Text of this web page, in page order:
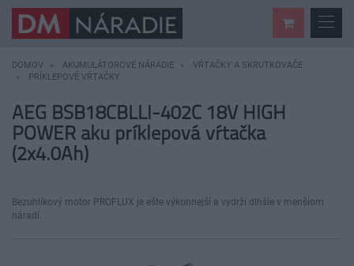
DOMOV AKUMULÁTOROVÉ NÁRADIE
VŔTAČKY A SKRUTKOVAČE
PRÍKLEPOVÉ VŔTAČKY
AEG BSB18CBLLI-402C 18V HIGH
POWER aku príklepová vŕtačka
(2x4.0Ah)
Bezuhlíkový motor PROFLUX je ešte výkonnejší a vydrží dlhšie v menšiom
náradí.